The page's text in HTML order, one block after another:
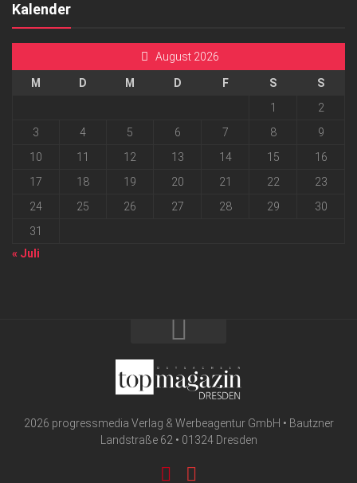
Kalender
August 2026
M D M D F S
S
1
2
3
4 5 6 7 8
9
10
11 12 13 14 15
16
17
18 19 20 21 22
23
24
25 26 27 28 29
30
31
« Juli
2026 progressmedia Verlag & Werbeagentur GmbH • Bautzner
Landstraße 62 • 01324 Dresden